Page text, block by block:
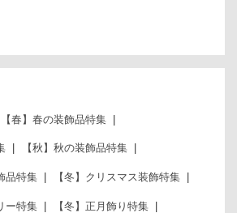
【春】春の装飾品特集
【秋】秋の装飾品特集
品特集 【冬】クリスマス装飾特集
ー特集 【冬】正月飾り特集